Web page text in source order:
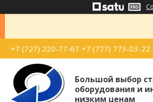
+7 (727) 220-77-67 +7 (777) 773-03-22
Большой выбор
оборудования и
низким ценам